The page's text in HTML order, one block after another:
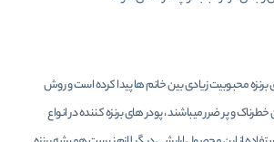
محبوبیت زیادی بین خانم ها پیدا کرده است و روش
و پر ضرر میباشند ، پودر های برنزه کننده در انواع